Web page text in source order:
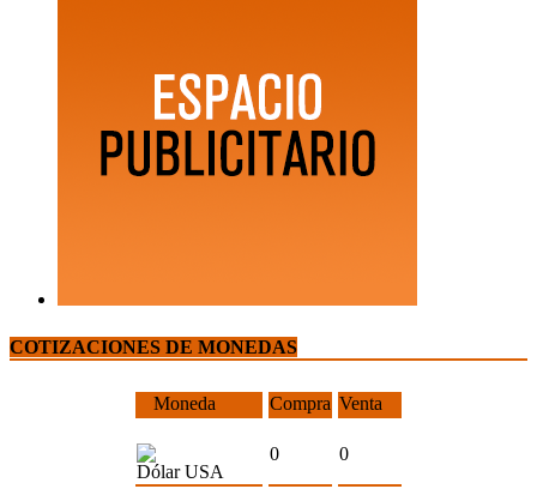
COTIZACIONES DE MONEDAS
Moneda Compra Venta
Dólar USA
0 0